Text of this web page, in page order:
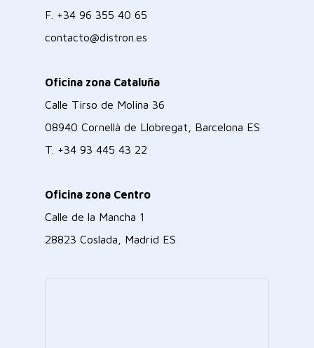
F. +34 96 355 40 65
contacto@distron.es
Oficina zona Cataluña
Calle Tirso de Molina 36
08940 Cornellà de Llobregat, Barcelona ES
T. +34 93 445 43 22
Oficina zona Centro
Calle de la Mancha 1
28823 Coslada, Madrid ES